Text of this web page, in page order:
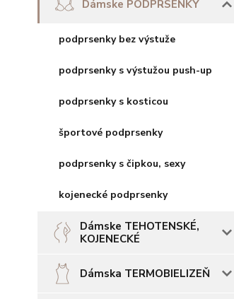
Dámske PODPRSENKY
podprsenky bez výstuže
podprsenky s výstužou push-up
podprsenky s kosticou
športové podprsenky
podprsenky s čipkou, sexy
kojenecké podprsenky
Dámske TEHOTENSKÉ,
KOJENECKÉ
Dámska TERMOBIELIZEŇ